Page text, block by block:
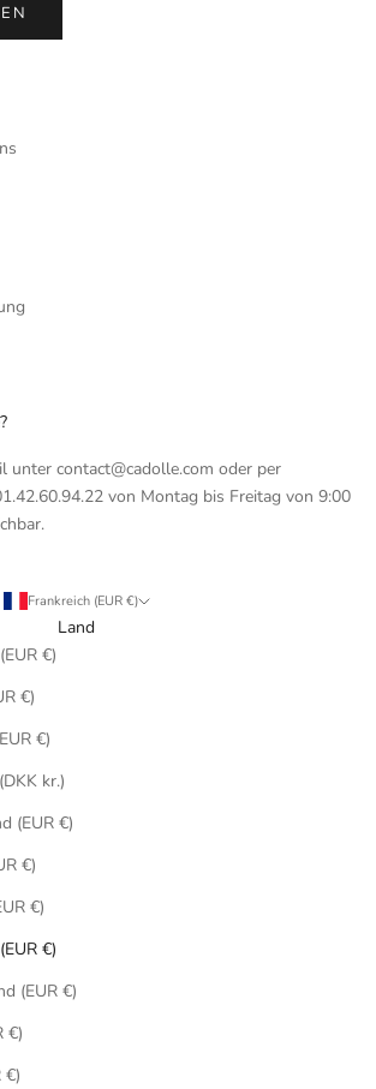
unter contact@cadolle.com oder per
von Montag bis Freitag von 9:00
Frankreich (EUR €)
Land
Australien (EUR €)
Belgien (EUR €)
Bulgarien (EUR €)
Dänemark (DKK kr.)
Deutschland (EUR €)
Estland (EUR €)
Finnland (EUR €)
Frankreich (EUR €)
Griechenland (EUR €)
Irland (EUR €)
Israel (EUR €)